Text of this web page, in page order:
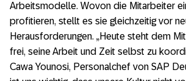
Arbeitsmodelle. Wovon die Mitarbeiter
profitieren, stellt es sie gleichzeitig vor
Herausforderungen. „Heute steht dem
frei, seine Arbeit und Zeit selbst zu
Cawa Younosi, Personalchef von SAP